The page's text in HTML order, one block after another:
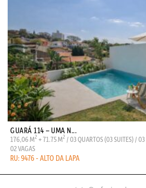
GUARÁ 114 – UMA N...
176,06 M2 + 71.75 M2 / 03 QUARTOS (03 SUITES) /
02 VAGAS
RU: 9476 - ALTO DA LAPA